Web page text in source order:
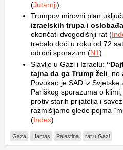
(Jutarnji)
Trumpov mirovni plan
izraelskih trupa i
okončati dvogodišnji rat (
trebalo doći u roku od 72
odobri sporazum (N1)
Slavlje u Gazi i Izraelu:
tajna da ga Trump želi ,
Povukao je SAD iz
Pariškog sporazuma o
protiv starih prijatelja i
razmišljamo glede pojma
(Index)
Gaza Hamas Palestina rat u Gazi